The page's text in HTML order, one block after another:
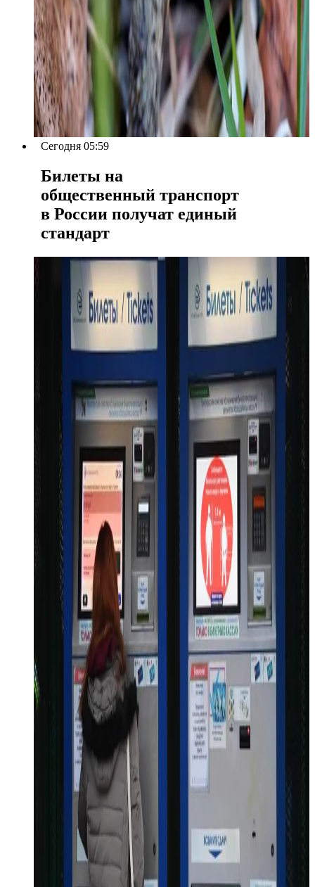
Сегодня 05:59
Билеты на
общественный транспорт
в России получат единый
стандарт